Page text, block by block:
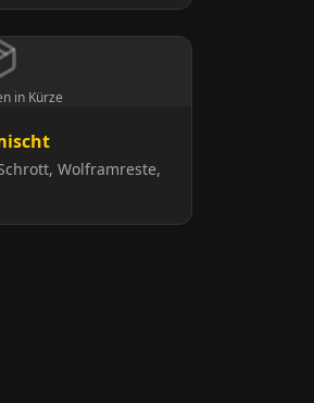
in Kürze
Wolframreste,